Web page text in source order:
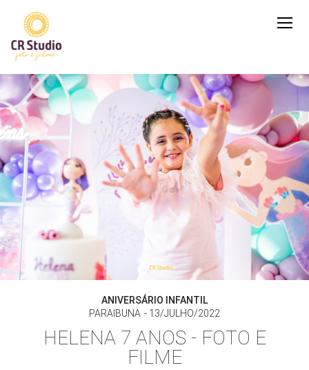
ANIVERSÁRIO INFANTIL
PARAIBUNA
13/JULHO/2022
HELENA 7 ANOS - FOTO E
FILME